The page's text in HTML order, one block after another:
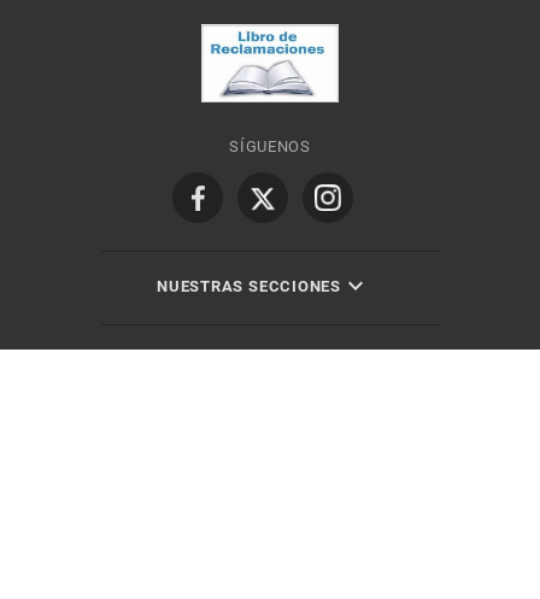
SÍGUENOS
NUESTRAS SECCIONES